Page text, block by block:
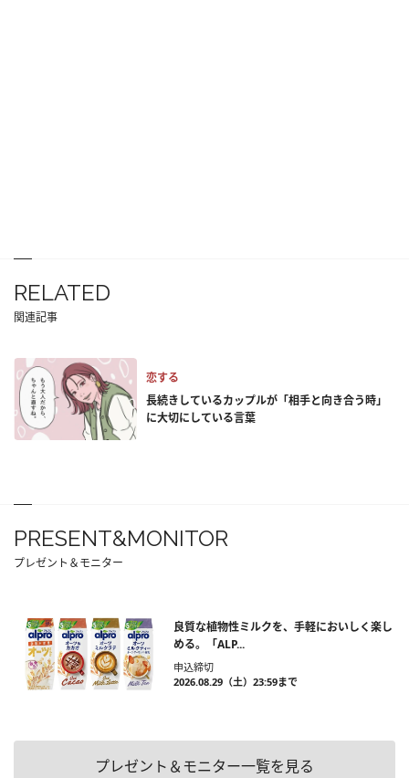
RELATED
関連記事
恋する
長続きしているカップルが「相手と向き合う時」
に大切にしている言葉
PRESENT&MONITOR
プレゼント＆モニター
良質な植物性ミルクを、手軽においしく楽し
める。「ALP...
申込締切
2026.08.29（土）23:59まで
プレゼント＆モニター一覧を見る